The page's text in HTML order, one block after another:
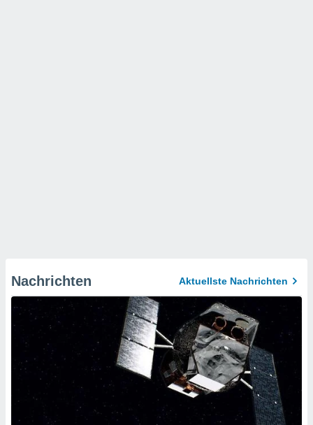
Nachrichten Aktuellste Nachrichten